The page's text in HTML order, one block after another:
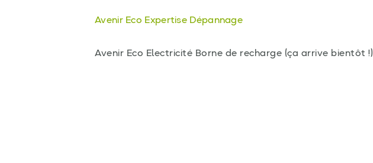
Avenir Eco Expertise Dépannage
Avenir Eco Electricité Borne de recharge (ça arrive bientôt !)